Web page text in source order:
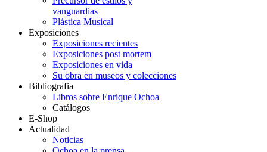
vanguardias
Plástica Musical
Exposiciones
Exposiciones recientes
Exposiciones post mortem
Exposiciones en vida
Su obra en museos y colecciones
Bibliografia
Libros sobre Enrique Ochoa
Catálogos
E-Shop
Actualidad
Noticias